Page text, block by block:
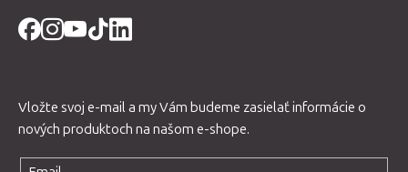
Vložte svoj e-mail a my Vám budeme zasielať informácie o
nových produktoch na našom e-shope.